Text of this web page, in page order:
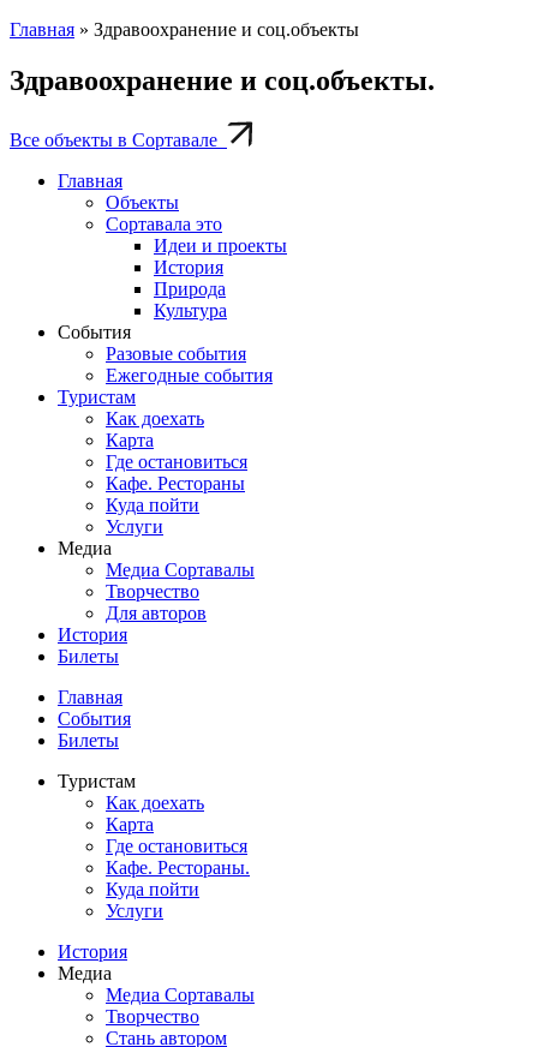
Главная » Здравоохранение и соц.объекты
Здравоохранение и соц.объекты.
Все объекты в Сортавале
Главная
Объекты
Сортавала это
Идеи и проекты
История
Природа
Культура
События
Разовые события
Ежегодные события
Туристам
Как доехать
Карта
Где остановиться
Кафе. Рестораны
Куда пойти
Услуги
Медиа
Медиа Сортавалы
Творчество
Для авторов
История
Билеты
Главная
События
Билеты
Туристам
Как доехать
Карта
Где остановиться
Кафе. Рестораны.
Куда пойти
Услуги
История
Медиа
Медиа Сортавалы
Творчество
Стань автором